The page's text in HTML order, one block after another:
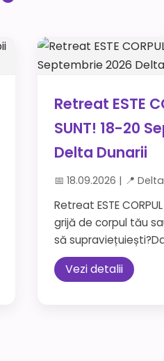
Retreat ESTE
SUNT! 18-20
Delta Dunarii
📅 18.09.2026 | 📍
Retreat ESTE CORPUL
grijă de corpul tău
să
Vezi detalii